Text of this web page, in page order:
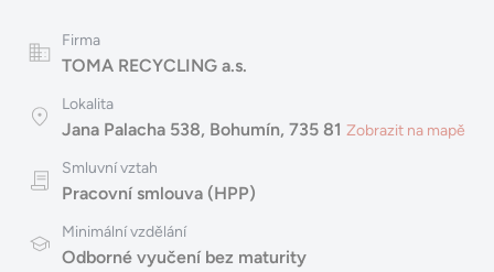
Firma
TOMA RECYCLING a.s.
Lokalita
Jana Palacha 538, Bohumín, 735 81 Zobrazit na mapě
Smluvní vztah
Pracovní smlouva (HPP)
Minimální vzdělání
Odborné vyučení bez maturity